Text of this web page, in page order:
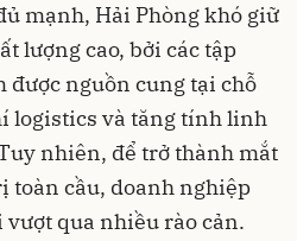
mạnh, Hải Phòng khó giữ
lượng cao, bởi các tập
được nguồn cung tại chỗ
logistics và tăng tính linh
nhiên, để trở thành mắt
toàn cầu, doanh nghiệp
vượt qua nhiều rào cản.